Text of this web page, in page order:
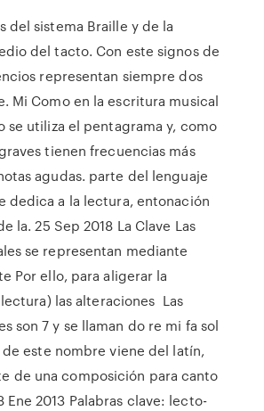
del sistema Braille y de la
del tacto. Con este signos de
representan siempre dos
Mi Como en la escritura musical
se utiliza el pentagrama y, como
tienen frecuencias más
agudas. parte del lenguaje
dedica a la lectura, entonación
la. 25 Sep 2018 La Clave Las
se representan mediante
Por ello, para aligerar la
las alteraciones Las
son 7 y se llaman do re mi fa sol
de este nombre viene del latín,
de una composición para canto
2013 Palabras clave: lecto-